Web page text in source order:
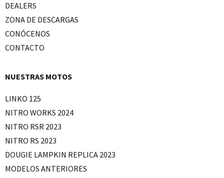
DEALERS
ZONA DE DESCARGAS
CONÓCENOS
CONTACTO
NUESTRAS MOTOS
LINKO 125
NITRO WORKS 2024
NITRO RSR 2023
NITRO RS 2023
DOUGIE LAMPKIN REPLICA 2023
MODELOS ANTERIORES